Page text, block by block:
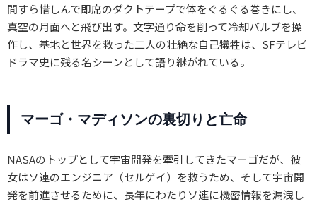
間すら惜しんで即席のダクトテープで体をぐるぐる巻きにし、
真空の月面へと飛び出す。文字通り命を削って冷却バルブを操
作し、基地と世界を救った二人の壮絶な自己犠牲は、SFテレビ
ドラマ史に残る名シーンとして語り継がれている。
マーゴ・マディソンの裏切りと亡命
NASAのトップとして宇宙開発を牽引してきたマーゴだが、彼
女はソ連のエンジニア（セルゲイ）を救うため、そして宇宙開
発を前進させるために、長年にわたりソ連に機密情報を漏洩し